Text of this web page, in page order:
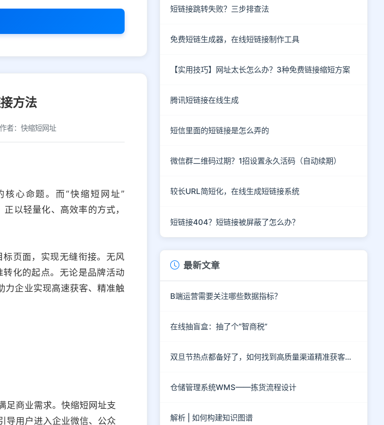
PC 其他
方法
作者：快缩短网址
心命题。而“快缩短网址”
以轻量化、高效率的方式，
页面，实现无缝衔接。无风
化的起点。无论是品牌活动
力企业实现高速获客、精准触
足商业需求。快缩短网址支
导用户进入企业微信、公众
短链接跳转失败？三步排查法
免费短链生成器，在线短链接制作工具
【实用技巧】网址太长怎么办？3种免费链接缩短方案
腾讯短链接在线生成
短信里面的短链接是怎么弄的
微信群二维码过期？1招设置永久活码（自动续期）
较长URL简短化，在线生成短链接系统
短链接404？短链接被屏蔽了怎么办？
最新文章
B端运营需要关注哪些数据指标？
在线抽盲盒：抽了个“智商税”
双旦节热点都备好了，如何找到高质量渠道精准获客呢？
仓储管理系统WMS——拣货流程设计
解析 | 如何构建知识图谱